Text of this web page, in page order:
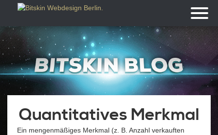
Quantitatives Merkmal
Ein mengenmäßiges Merkmal (z. B. Anzahl verkauften